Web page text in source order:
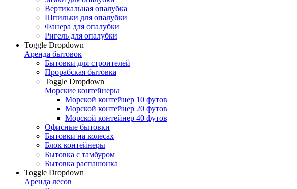
Вертикальная опалубка
Шпильки для опалубки
Фанера для опалубки
Ригель для опалубки
Toggle Dropdown
Аренда бытовок
Бытовки для строителей
Прорабская бытовка
Toggle Dropdown
Морские контейнеры
Морской контейнер 10 футов
Морской контейнер 20 футов
Морской контейнер 40 футов
Офисные бытовки
Бытовки на колесах
Блок контейнеры
Бытовка с тамбуром
Бытовка распашонка
Toggle Dropdown
Аренда лесов